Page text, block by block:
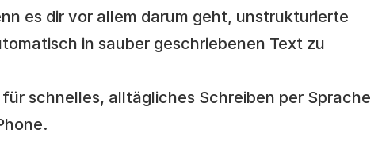
es dir vor allem darum geht, unstrukturierte
in sauber geschriebenen Text zu
schnelles, alltägliches Schreiben per Sprache